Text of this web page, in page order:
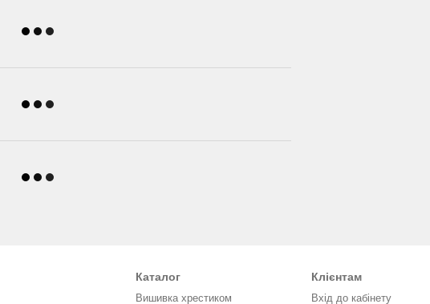
Каталог
Вишивка хрестиком
Клієнтам
Вхід до кабінету